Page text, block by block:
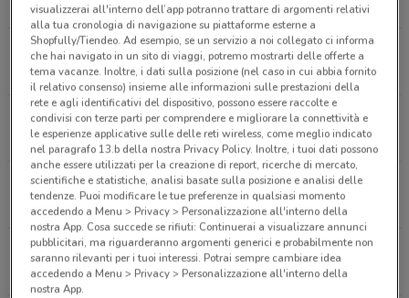
7.6 km
VIA TIBURTINA 522 Roma
7.7 km
Via Di Torre Spaccata 110 Roma
13.8 km
VIALE EROI DI RODI 230 Roma
16.7 km
VIA XXV OTTOBRE 3/5 Monterotondo
18.9 km
visualizzerai all'interno dell’app potranno trattare di argomenti relativi
alla tua cronologia di navigazione su piattaforme esterne a
Shopfully/Tiendeo. Ad esempio, se un servizio a noi collegato ci informa
che hai navigato in un sito di viaggi, potremo mostrarti delle offerte a
tema vacanze. Inoltre, i dati sulla posizione (nel caso in cui abbia fornito
il relativo consenso) insieme alle informazioni sulle prestazioni della
rete e agli identificativi del dispositivo, possono essere raccolte e
condivisi con terze parti per comprendere e migliorare la connettività e
le esperienze applicative sulle delle reti wireless, come meglio indicato
nel paragrafo 13.b della nostra Privacy Policy. Inoltre, i tuoi dati possono
anche essere utilizzati per la creazione di report, ricerche di mercato,
scientifiche e statistiche, analisi basate sulla posizione e analisi delle
tendenze. Puoi modificare le tue preferenze in qualsiasi momento
accedendo a Menu > Privacy > Personalizzazione all'interno della
nostra App. Cosa succede se rifiuti: Continuerai a visualizzare annunci
pubblicitari, ma riguarderanno argomenti generici e probabilmente non
saranno rilevanti per i tuoi interessi. Potrai sempre cambiare idea
accedendo a Menu > Privacy > Personalizzazione all'interno della
nostra App.